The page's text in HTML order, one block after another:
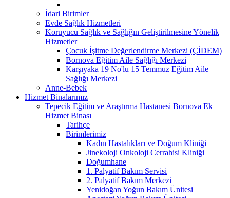
İdari Birimler
Evde Sağlık Hizmetleri
Koruyucu Sağlık ve Sağlığın Geliştirilmesine Yönelik
Hizmetler
Çocuk İşitme Değerlendirme Merkezi (ÇİDEM)
Bornova Eğitim Aile Sağlığı Merkezi
Karşıyaka 19 No'lu 15 Temmuz Eğitim Aile
Sağlığı Merkezi
Anne-Bebek
Hizmet Binalarımız
Tepecik Eğitim ve Araştırma Hastanesi Bornova Ek
Hizmet Binası
Tarihçe
Birimlerimiz
Kadın Hastalıkları ve Doğum Kliniği
Jinekoloji Onkoloji Cerrahisi Kliniği
Doğumhane
1. Palyatif Bakım Servisi
2. Palyatif Bakım Merkezi
Yenidoğan Yoğun Bakım Ünitesi